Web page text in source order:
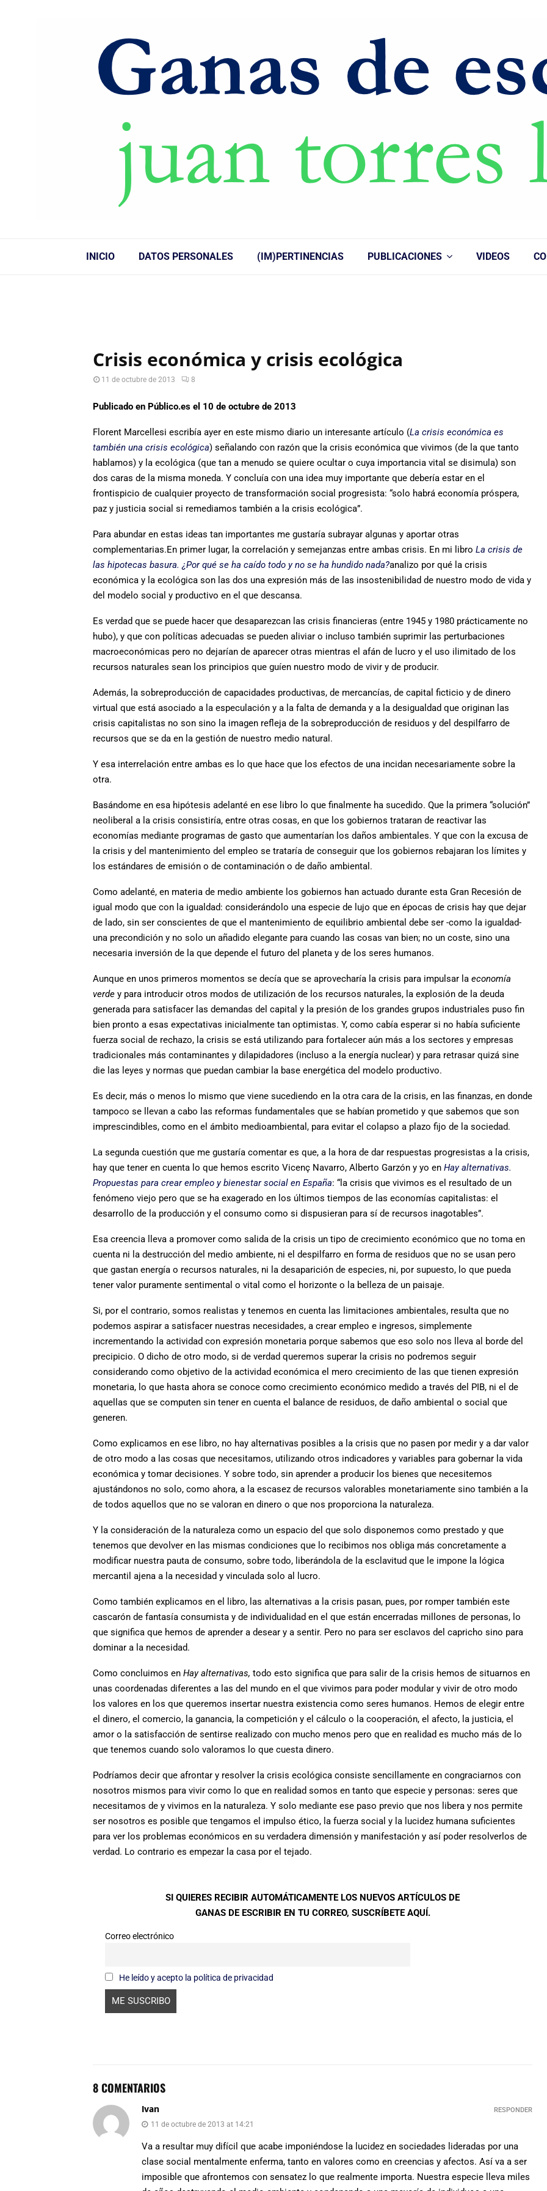
INICIO DATOS PERSONALES (IM)PERTINENCIAS PUBLICACIONES VIDEOS
Crisis económica y crisis ecológica
11 de octubre de 2013 8
Publicado en Público.es el 10 de octubre de 2013
Florent Marcellesi escribía ayer en este mismo diario un interesante artículo (La crisis económica es
también una crisis ecológica) señalando con razón que la crisis económica que vivimos (de la que tanto
hablamos) y la ecológica (que tan a menudo se quiere ocultar o cuya importancia vital se disimula) son
dos caras de la misma moneda. Y concluía con una idea muy importante que debería estar en el
frontispicio de cualquier proyecto de transformación social progresista: “solo habrá economía próspera,
paz y justicia social si remediamos también a la crisis ecológica”.
Para abundar en estas ideas tan importantes me gustaría subrayar algunas y aportar otras
complementarias.En primer lugar, la correlación y semejanzas entre ambas crisis. En mi libro La crisis de
las hipotecas basura. ¿Por qué se ha caído todo y no se ha hundido nada?analizo por qué la crisis
económica y la ecológica son las dos una expresión más de las insostenibilidad de nuestro modo de vida y
del modelo social y productivo en el que descansa.
Es verdad que se puede hacer que desaparezcan las crisis financieras (entre 1945 y 1980 prácticamente no
hubo), y que con políticas adecuadas se pueden aliviar o incluso también suprimir las perturbaciones
macroeconómicas pero no dejarían de aparecer otras mientras el afán de lucro y el uso ilimitado de los
recursos naturales sean los principios que guíen nuestro modo de vivir y de producir.
Además, la sobreproducción de capacidades productivas, de mercancías, de capital ficticio y de dinero
virtual que está asociado a la especulación y a la falta de demanda y a la desigualdad que originan las
crisis capitalistas no son sino la imagen refleja de la sobreproducción de residuos y del despilfarro de
recursos que se da en la gestión de nuestro medio natural.
Y esa interrelación entre ambas es lo que hace que los efectos de una incidan necesariamente sobre la
otra.
Basándome en esa hipótesis adelanté en ese libro lo que finalmente ha sucedido. Que la primera “solución”
neoliberal a la crisis consistiría, entre otras cosas, en que los gobiernos trataran de reactivar las
economías mediante programas de gasto que aumentarían los daños ambientales. Y que con la excusa de
la crisis y del mantenimiento del empleo se trataría de conseguir que los gobiernos rebajaran los límites y
los estándares de emisión o de contaminación o de daño ambiental.
Como adelanté, en materia de medio ambiente los gobiernos han actuado durante esta Gran Recesión de
igual modo que con la igualdad: considerándolo una especie de lujo que en épocas de crisis hay que dejar
de lado, sin ser conscientes de que el mantenimiento de equilibrio ambiental debe ser -como la igualdad-
una precondición y no solo un añadido elegante para cuando las cosas van bien; no un coste, sino una
necesaria inversión de la que depende el futuro del planeta y de los seres humanos.
Aunque en unos primeros momentos se decía que se aprovecharía la crisis para impulsar la economía
verde y para introducir otros modos de utilización de los recursos naturales, la explosión de la deuda
generada para satisfacer las demandas del capital y la presión de los grandes grupos industriales puso fin
bien pronto a esas expectativas inicialmente tan optimistas. Y, como cabía esperar si no había suficiente
fuerza social de rechazo, la crisis se está utilizando para fortalecer aún más a los sectores y empresas
tradicionales más contaminantes y dilapidadores (incluso a la energía nuclear) y para retrasar quizá sine
die las leyes y normas que puedan cambiar la base energética del modelo productivo.
Es decir, más o menos lo mismo que viene sucediendo en la otra cara de la crisis, en las finanzas, en donde
tampoco se llevan a cabo las reformas fundamentales que se habían prometido y que sabemos que son
imprescindibles, como en el ámbito medioambiental, para evitar el colapso a plazo fijo de la sociedad.
La segunda cuestión que me gustaría comentar es que, a la hora de dar respuestas progresistas a la crisis,
hay que tener en cuenta lo que hemos escrito Vicenç Navarro, Alberto Garzón y yo en Hay alternativas.
Propuestas para crear empleo y bienestar social en España: “la crisis que vivimos es el resultado de un
fenómeno viejo pero que se ha exagerado en los últimos tiempos de las economías capitalistas: el
desarrollo de la producción y el consumo como si dispusieran para sí de recursos inagotables”.
Esa creencia lleva a promover como salida de la crisis un tipo de crecimiento económico que no toma en
cuenta ni la destrucción del medio ambiente, ni el despilfarro en forma de residuos que no se usan pero
que gastan energía o recursos naturales, ni la desaparición de especies, ni, por supuesto, lo que pueda
tener valor puramente sentimental o vital como el horizonte o la belleza de un paisaje.
Si, por el contrario, somos realistas y tenemos en cuenta las limitaciones ambientales, resulta que no
podemos aspirar a satisfacer nuestras necesidades, a crear empleo e ingresos, simplemente
incrementando la actividad con expresión monetaria porque sabemos que eso solo nos lleva al borde del
precipicio. O dicho de otro modo, si de verdad queremos superar la crisis no podremos seguir
considerando como objetivo de la actividad económica el mero crecimiento de las que tienen expresión
monetaria, lo que hasta ahora se conoce como crecimiento económico medido a través del PIB, ni el de
aquellas que se computen sin tener en cuenta el balance de residuos, de daño ambiental o social que
generen.
Como explicamos en ese libro, no hay alternativas posibles a la crisis que no pasen por medir y a dar valor
de otro modo a las cosas que necesitamos, utilizando otros indicadores y variables para gobernar la vida
económica y tomar decisiones. Y sobre todo, sin aprender a producir los bienes que necesitemos
ajustándonos no solo, como ahora, a la escasez de recursos valorables monetariamente sino también a la
de todos aquellos que no se valoran en dinero o que nos proporciona la naturaleza.
Y la consideración de la naturaleza como un espacio del que solo disponemos como prestado y que
tenemos que devolver en las mismas condiciones que lo recibimos nos obliga más concretamente a
modificar nuestra pauta de consumo, sobre todo, liberándola de la esclavitud que le impone la lógica
mercantil ajena a la necesidad y vinculada solo al lucro.
Como también explicamos en el libro, las alternativas a la crisis pasan, pues, por romper también este
cascarón de fantasía consumista y de individualidad en el que están encerradas millones de personas, lo
que significa que hemos de aprender a desear y a sentir. Pero no para ser esclavos del capricho sino para
dominar a la necesidad.
Como concluimos en Hay alternativas, todo esto significa que para salir de la crisis hemos de situarnos en
unas coordenadas diferentes a las del mundo en el que vivimos para poder modular y vivir de otro modo
los valores en los que queremos insertar nuestra existencia como seres humanos. Hemos de elegir entre
el dinero, el comercio, la ganancia, la competición y el cálculo o la cooperación, el afecto, la justicia, el
amor o la satisfacción de sentirse realizado con mucho menos pero que en realidad es mucho más de lo
que tenemos cuando solo valoramos lo que cuesta dinero.
Podríamos decir que afrontar y resolver la crisis ecológica consiste sencillamente en congraciarnos con
nosotros mismos para vivir como lo que en realidad somos en tanto que especie y personas: seres que
necesitamos de y vivimos en la naturaleza. Y solo mediante ese paso previo que nos libera y nos permite
ser nosotros es posible que tengamos el impulso ético, la fuerza social y la lucidez humana suficientes
para ver los problemas económicos en su verdadera dimensión y manifestación y así poder resolverlos de
verdad. Lo contrario es empezar la casa por el tejado.
SI QUIERES RECIBIR AUTOMÁTICAMENTE LOS NUEVOS ARTÍCULOS DE
GANAS DE ESCRIBIR EN TU CORREO, SUSCRÍBETE AQUÍ.
Correo electrónico
He leído y acepto la política de privacidad
8 COMENTARIOS
Ivan
11 de octubre de 2013 at 14:21
Va a resultar muy difícil que acabe imponiéndose la lucidez en sociedades lideradas por una
clase social mentalmente enferma, tanto en valores como en creencias y afectos. Así va a ser
imposible que afrontemos con sensatez lo que realmente importa. Nuestra especie lleva miles
RESPONDER